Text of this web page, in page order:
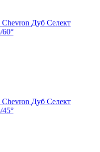
Дуб Селект
60°
Дуб Селект
45°